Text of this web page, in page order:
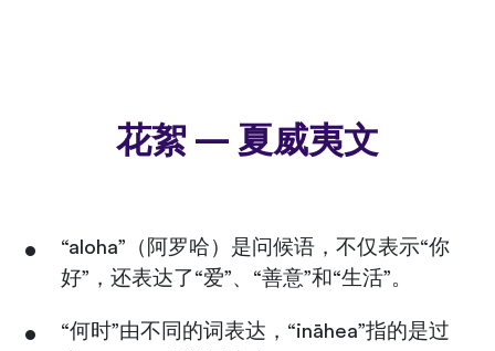
花絮 — 夏威夷文
“aloha”（阿罗哈）是问候语，不仅表示“你
好”，还表达了“爱”、“善意”和“生活”。
“何时”由不同的词表达，“ināhea”指的是过